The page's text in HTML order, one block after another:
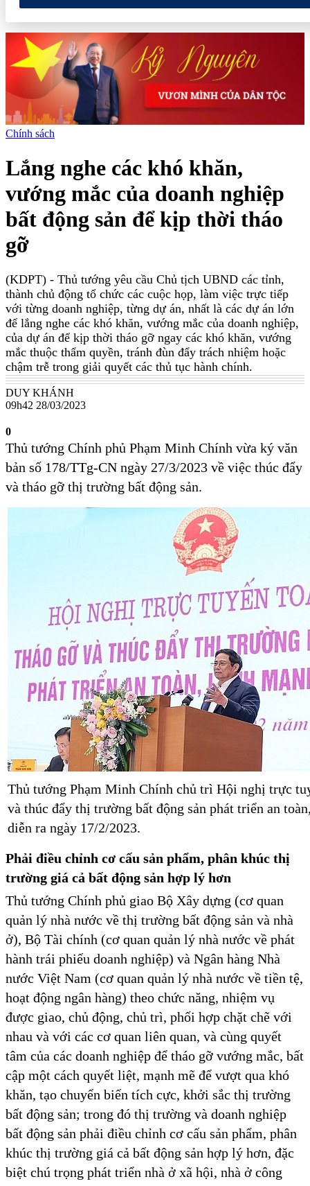
Chính sách
Lắng nghe các khó khăn,
vướng mắc của doanh nghiệp
bất động sản để kịp thời tháo
gỡ
(KDPT) - Thủ tướng yêu cầu Chủ tịch UBND các tỉnh,
thành chủ động tổ chức các cuộc họp, làm việc trực tiếp
với từng doanh nghiệp, từng dự án, nhất là các dự án lớn
để lắng nghe các khó khăn, vướng mắc của doanh nghiệp,
của dự án để kịp thời tháo gỡ ngay các khó khăn, vướng
mắc thuộc thẩm quyền, tránh đùn đẩy trách nhiệm hoặc
chậm trễ trong giải quyết các thủ tục hành chính.
DUY KHÁNH
09h42 28/03/2023
0
Thủ tướng Chính phủ Phạm Minh Chính vừa ký văn
bản số 178/TTg-CN ngày 27/3/2023 về việc thúc đẩy
và tháo gỡ thị trường bất động sản.
Thủ tướng Phạm Minh Chính chủ trì Hội nghị trực
và thúc đẩy thị trường bất động sản phát triển an
diễn ra ngày 17/2/2023.
Phải điều chỉnh cơ cấu sản phẩm, phân khúc thị
trường giá cả bất động sản hợp lý hơn
Thủ tướng Chính phủ giao Bộ Xây dựng (cơ quan
quản lý nhà nước về thị trường bất động sản và nhà
ở), Bộ Tài chính (cơ quan quản lý nhà nước về phát
hành trái phiếu doanh nghiệp) và Ngân hàng Nhà
nước Việt Nam (cơ quan quản lý nhà nước về tiền tệ,
hoạt động ngân hàng) theo chức năng, nhiệm vụ
được giao, chủ động, chủ trì, phối hợp chặt chẽ với
nhau và với các cơ quan liên quan, và cùng quyết
tâm của các doanh nghiệp để tháo gỡ vướng mắc, bất
cập một cách quyết liệt, mạnh mẽ để vượt qua khó
khăn, tạo chuyển biến tích cực, khởi sắc thị trường
bất động sản; trong đó thị trường và doanh nghiệp
bất động sản phải điều chỉnh cơ cấu sản phẩm, phân
khúc thị trường giá cả bất động sản hợp lý hơn, đặc
biệt chú trọng phát triển nhà ở xã hội, nhà ở công